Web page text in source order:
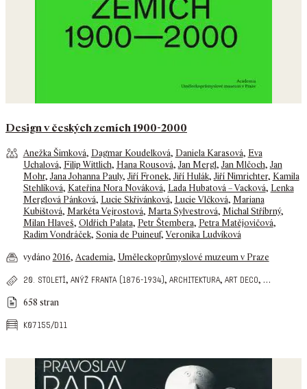
Design v českých zemích 1900-2000
Anežka Šimková, Dagmar Koudelková, Daniela Karasová, Eva
Uchalová, Filip Wittlich, Hana Rousová,Jan Mergl,Jan Mlčoch,Jan
Mohr,Jana Johanna Pauly,Jiří Fronek,Jiří Hulák,Jiří Nimrichter, Kamila
Stehlíková, Kateřina Nora Nováková, Lada Hubatová – Vacková, Lenka
Merglová Pánková, Lucie Skřivánková, Lucie Vlčková, Mariana
Kubištová, Markéta Vejrostová, Marta Sylvestrová, Michal Stříbrný,
Milan Hlaveš, Oldřich Palata, Petr Štembera, Petra Matějovičová,
Radim Vondráček, Sonia de Puineuf, Veronika Ludvíková
vydáno 2016, Academia, Uměleckoprůmyslové muzeum v Praze
20. století, anýž franta (1876-1934) , architektura, art deco, …
658 stran
k07155/d11